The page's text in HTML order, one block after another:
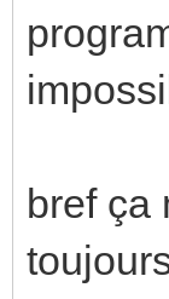
bref ça